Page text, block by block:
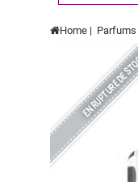
Home Parfums
EN RUPTURE